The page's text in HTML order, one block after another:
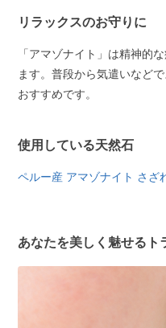
リラックスのお守りに
「アマゾナイト」は精神的
ます。普段から気遣いなど
おすすめです。
使用している天然石
ペルー産 アマゾナイト さざ
あなたを美しく魅せるト